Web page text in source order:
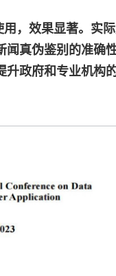
，效果显著。实
闻真伪鉴别的准确
升政府和专业机构